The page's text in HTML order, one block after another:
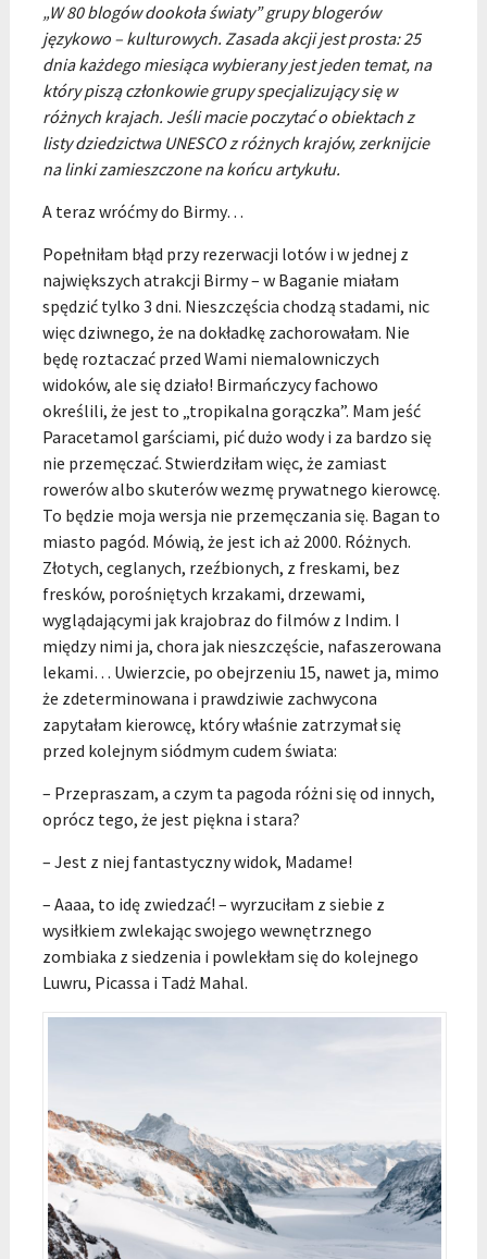
„W 80 blogów dookoła światy” grupy blogerów
językowo – kulturowych. Zasada akcji jest prosta: 25
dnia każdego miesiąca wybierany jest jeden temat, na
który piszą członkowie grupy specjalizujący się w
różnych krajach. Jeśli macie poczytać o obiektach z
listy dziedzictwa UNESCO z różnych krajów, zerknijcie
na linki zamieszczone na końcu artykułu.
A teraz wróćmy do Birmy…
Popełniłam błąd przy rezerwacji lotów i w jednej z
największych atrakcji Birmy – w Baganie miałam
spędzić tylko 3 dni. Nieszczęścia chodzą stadami, nic
więc dziwnego, że na dokładkę zachorowałam. Nie
będę roztaczać przed Wami niemalowniczych
widoków, ale się działo! Birmańczycy fachowo
określili, że jest to „tropikalna gorączka”. Mam jeść
Paracetamol garściami, pić dużo wody i za bardzo się
nie przemęczać. Stwierdziłam więc, że zamiast
rowerów albo skuterów wezmę prywatnego kierowcę.
To będzie moja wersja nie przemęczania się. Bagan to
miasto pagód. Mówią, że jest ich aż 2000. Różnych.
Złotych, ceglanych, rzeźbionych, z freskami, bez
fresków, porośniętych krzakami, drzewami,
wyglądającymi jak krajobraz do filmów z Indim. I
między nimi ja, chora jak nieszczęście, nafaszerowana
lekami… Uwierzcie, po obejrzeniu 15, nawet ja, mimo
że zdeterminowana i prawdziwie zachwycona
zapytałam kierowcę, który właśnie zatrzymał się
przed kolejnym siódmym cudem świata:
– Przepraszam, a czym ta pagoda różni się od innych,
oprócz tego, że jest piękna i stara?
– Jest z niej fantastyczny widok, Madame!
– Aaaa, to idę zwiedzać! – wyrzuciłam z siebie z
wysiłkiem zwlekając swojego wewnętrznego
zombiaka z siedzenia i powlekłam się do kolejnego
Luwru, Picassa i Tadż Mahal.